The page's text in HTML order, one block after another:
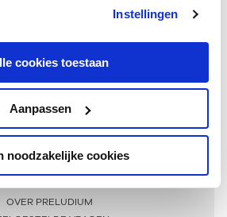
Instellingen
cookies toestaan
Aanpassen
noodzakelijke cookies
informatie
OVER PRELUDIUM